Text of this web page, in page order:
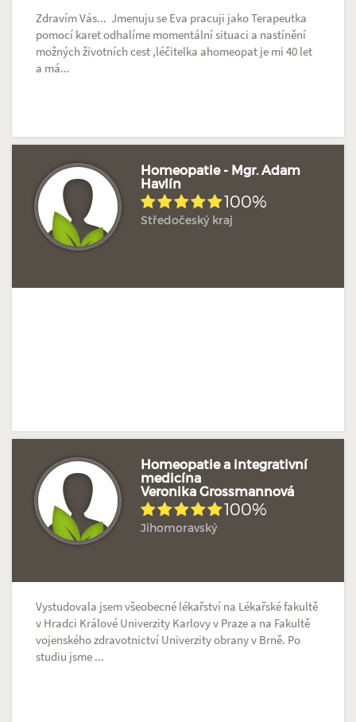
Zdravím Vás... Jmenuju se Eva pracuji jako Terapeutka
pomocí karet odhalíme momentální situaci a nastínění
možných životních cest ,léčitelka ahomeopat je mi 40 let
a má...
Homeopatie - Mgr. Adam
Havlín
100%
Středočeský kraj
Homeopatie a integrativní
medicína
Veronika Grossmannová
100%
Jihomoravský
Vystudovala jsem všeobecné lékařství na Lékařské fakultě
v Hradci Králové Univerzity Karlovy v Praze a na Fakultě
vojenského zdravotnictví Univerzity obrany v Brně. Po
studiu jsme ...